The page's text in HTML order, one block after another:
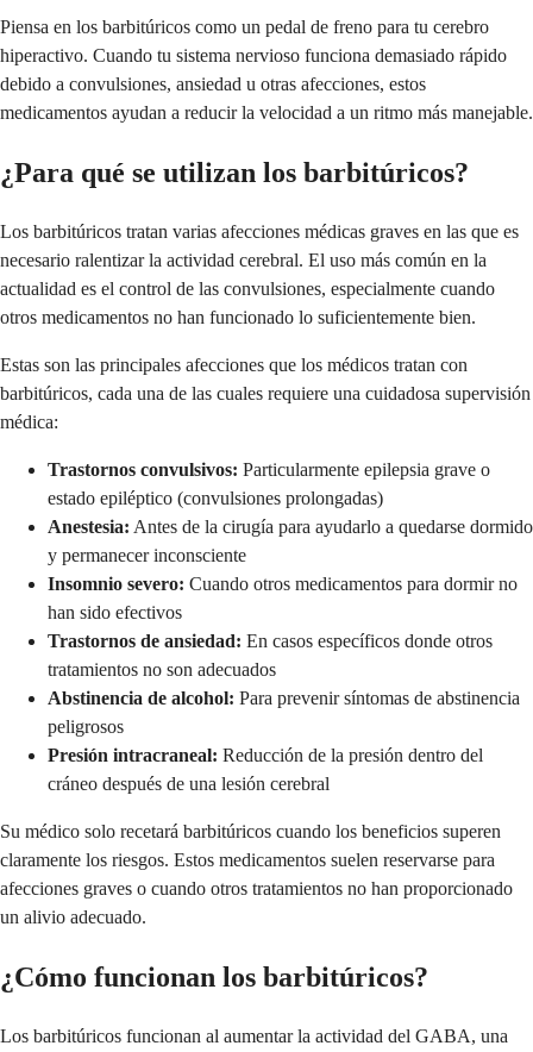
Piensa en los barbitúricos como un pedal de freno para tu cerebro
hiperactivo. Cuando tu sistema nervioso funciona demasiado rápido
debido a convulsiones, ansiedad u otras afecciones, estos
medicamentos ayudan a reducir la velocidad a un ritmo más manejable.
¿Para qué se utilizan los barbitúricos?
Los barbitúricos tratan varias afecciones médicas graves en las que es
necesario ralentizar la actividad cerebral. El uso más común en la
actualidad es el control de las convulsiones, especialmente cuando
otros medicamentos no han funcionado lo suficientemente bien.
Estas son las principales afecciones que los médicos tratan con
barbitúricos, cada una de las cuales requiere una cuidadosa supervisión
médica:
Trastornos convulsivos: Particularmente epilepsia grave o
estado epiléptico (convulsiones prolongadas)
Anestesia: Antes de la cirugía para ayudarlo a quedarse dormido
y permanecer inconsciente
Insomnio severo: Cuando otros medicamentos para dormir no
han sido efectivos
Trastornos de ansiedad: En casos específicos donde otros
tratamientos no son adecuados
Abstinencia de alcohol: Para prevenir síntomas de abstinencia
peligrosos
Presión intracraneal: Reducción de la presión dentro del
cráneo después de una lesión cerebral
Su médico solo recetará barbitúricos cuando los beneficios superen
claramente los riesgos. Estos medicamentos suelen reservarse para
afecciones graves o cuando otros tratamientos no han proporcionado
un alivio adecuado.
¿Cómo funcionan los barbitúricos?
Los barbitúricos funcionan al aumentar la actividad del GABA, una